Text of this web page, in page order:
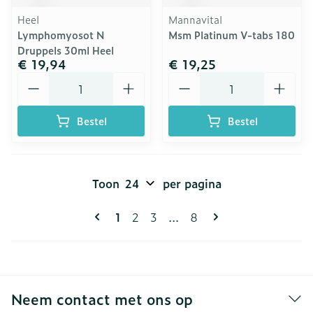
Heel
Lymphomyosot N
Druppels 30ml Heel
€ 19,94
Bestel
Mannavital
Msm Platinum V-tabs 180
€ 19,25
Bestel
Pagina's
U lees momenteel pagina
1 Pagina
2 Pagina
3 ... Pagina
8
Toon per pagina
Neem contact met ons op